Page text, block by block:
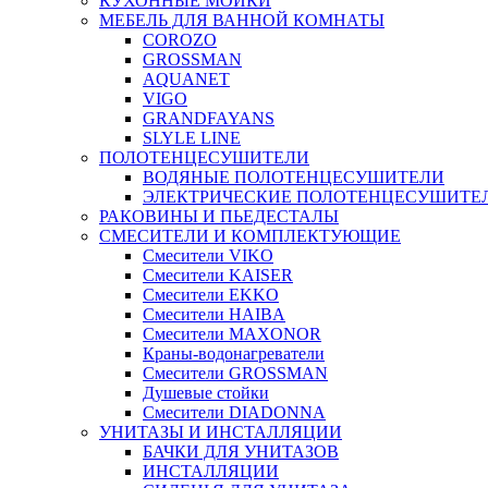
МЕБЕЛЬ ДЛЯ ВАННОЙ КОМНАТЫ
COROZO
GROSSMAN
AQUANET
VIGO
GRANDFAYANS
SLYLE LINE
ПОЛОТЕНЦЕСУШИТЕЛИ
ВОДЯНЫЕ ПОЛОТЕНЦЕСУШИТЕЛИ
ЭЛЕКТРИЧЕСКИЕ
РАКОВИНЫ И ПЬЕДЕСТАЛЫ
СМЕСИТЕЛИ И КОМПЛЕКТУЮЩИЕ
Смесители VIKO
Смесители KAISER
Смесители EKKO
Смесители HAIBA
Смесители MAXONOR
Краны-водонагреватели
Смесители GROSSMAN
Душевые стойки
Смесители DIADONNA
УНИТАЗЫ И ИНСТАЛЛЯЦИИ
БАЧКИ ДЛЯ УНИТАЗОВ
ИНСТАЛЛЯЦИИ